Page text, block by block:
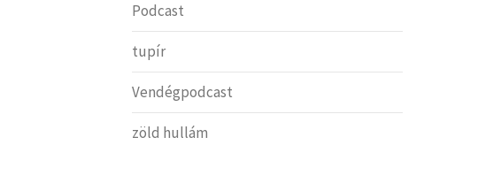
Podcast
tupír
Vendégpodcast
zöld hullám